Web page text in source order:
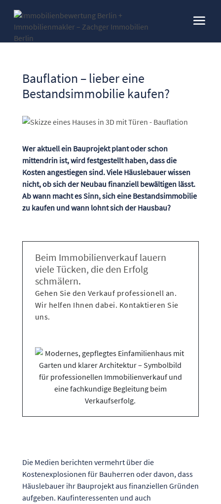
Bauflation – lieber eine
Bestandsimmobilie kaufen?
Wer aktuell ein Bauprojekt plant oder schon
mittendrin ist, wird festgestellt haben, dass die
Kosten angestiegen sind. Viele Häuslebauer wissen
nicht, ob sich der Neubau finanziell bewältigen lässt.
Ab wann macht es Sinn, sich eine Bestandsimmobilie
zu kaufen und wann lohnt sich der Hausbau?
Beim Immobilienverkauf lauern
viele Tücken, die den Erfolg
schmälern.
Gehen Sie den Verkauf professionell an.
Wir helfen Ihnen dabei. Kontaktieren Sie
uns.
Die Medien berichten vermehrt über die
Kostenexplosionen für Bauherren oder davon, dass
Häuslebauer ihr Bauprojekt aus finanziellen Gründen
aufgeben. Kaufinteressenten und auch